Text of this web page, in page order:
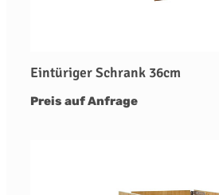
Eintüriger Schrank 36cm
Preis auf Anfrage